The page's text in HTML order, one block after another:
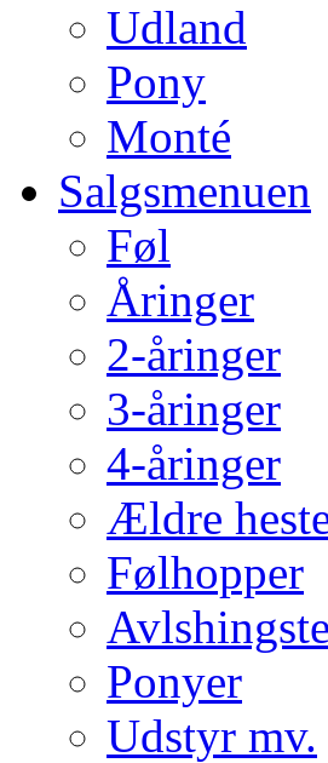
Udland
Pony
Monté
Salgsmenuen
Føl
Åringer
2-åringer
3-åringer
4-åringer
Ældre
Følhopper
Avlshingste
Ponyer
Udstyr mv.